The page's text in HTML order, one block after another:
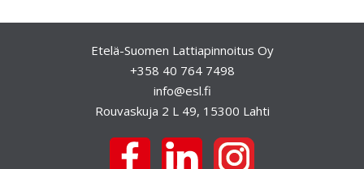
e
Etelä-Suomen Lattiapinnoitus Oy
+358 40 764 7498
info@esl.fi
Rouvaskuja 2 L 49, 15300 Lahti